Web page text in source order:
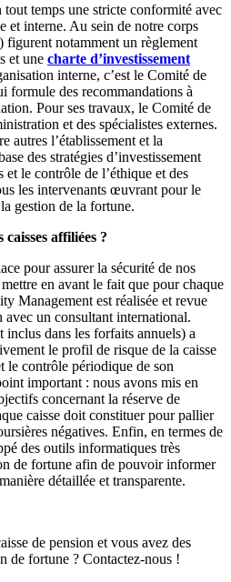
tout temps une stricte conformité avec
et interne. Au sein de notre corps
figurent notamment un règlement
et une charte d’investissement
interne, c’est le Comité de
formule des recommandations à
Pour ses travaux, le Comité de
et des spécialistes externes.
autres l’établissement et la
des stratégies d’investissement
et le contrôle de l’éthique et des
les intervenants œuvrant pour le
gestion de la fortune.
affiliées ?
pour assurer la sécurité de nos
en avant le fait que pour chaque
Management est réalisée et revue
un consultant international.
inclus dans les forfaits annuels) a
le profil de risque de la caisse
le contrôle périodique de son
important : nous avons mis en
concernant la réserve de
caisse doit constituer pour pallier
négatives. Enfin, en termes de
des outils informatiques très
de fortune afin de pouvoir informer
détaillée et transparente.
de pension et vous avez des
de fortune ? Contactez-nous !